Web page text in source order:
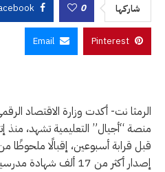
شاركها 0
Pinterest
Email
الرمثا نت- أكدت وزارة الاقتصاد
منصة “أجيال” التعليمية تشهد، منذ
قبل قرابة أسبوعين، إقبالًا
إصدار أكثر من 17 ألف شهادة مدرسية عبر التطبيق.